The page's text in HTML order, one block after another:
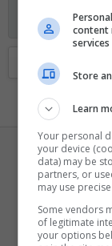
anúncios
edois
Home
content
Store
Learn
Your personal
your device
data) may be
partners, or
may use
Some vendors
of legitimate
your options